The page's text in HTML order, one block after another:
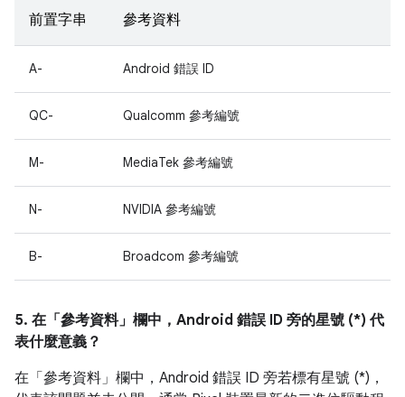
前置字串 參考資料
A- Android 錯誤 ID
QC- Qualcomm 參考編號
M- MediaTek 參考編號
N- NVIDIA 參考編號
B- Broadcom 參考編號
5. 在「參考資料」 欄中，Android 錯誤 ID 旁的星號 (*) 代
表什麼意義？
在「參考資料」 欄中，Android 錯誤 ID 旁若標有星號 (*)，